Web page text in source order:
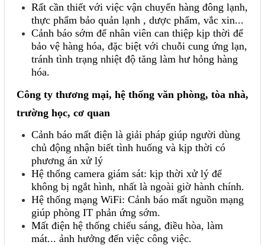
Rất cần thiết với việc vận chuyển hàng đông lạnh,
thực phẩm bảo quản lạnh , dược phẩm, vắc xin...
Cảnh báo sớm để nhân viên can thiệp kịp thời để
bảo vệ hàng hóa, đặc biệt với chuỗi cung ứng lạn,
tránh tình trạng nhiệt độ tăng làm hư hỏng hàng
hóa.
Công ty thương mại, hệ thống văn phòng, tòa nhà,
trường học, cơ quan
Cảnh báo mất điện là giải pháp giúp người dùng
chủ động nhận biết tình huống và kịp thời có
phương án xử lý
Hệ thống camera giám sát: kịp thời xử lý để
không bị ngắt hình, nhất là ngoài giờ hành chính.
Hệ thống mạng WiFi: Cảnh báo mất nguồn mạng
giúp phòng IT phản ứng sớm.
Mất điện hệ thống chiếu sáng, điều hòa, làm
mát... ảnh hưởng đến việc công việc.